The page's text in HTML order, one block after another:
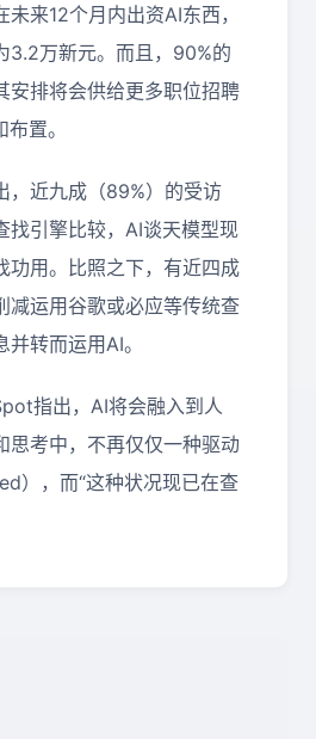
来12个月内出资AI东西，
3.2万新元。而且，90%的
安排将会供给更多职位招聘
置。
，近九成（89%）的受访
找引擎比较，AI谈天模型现
功用。比照之下，有近四成
减运用谷歌或必应等传统查
转而运用AI。
指出， AI将会融入到人
思考中，不再仅仅一种驱动
），而“这种状况现已在查